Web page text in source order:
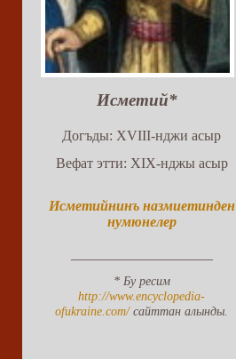
Исметий*
Догъды: XVIII-нджи асыр
Вефат этти: XIX-нджы асыр
Исметийнинъ назмиетинден
нумюнелер
* Бу ресим
http://www.encyclopedia-
ofukraine.com/сайттан алынды.